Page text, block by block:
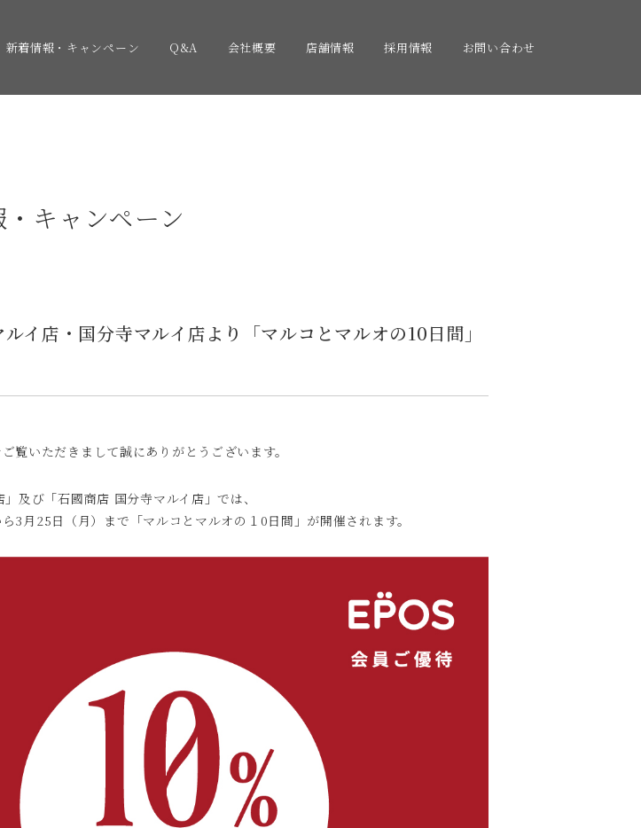
新着情報・キャンペーン Q&A 会社概要 店舗情報 採用情報 お問い合わせ
キャンペーン
イ店・国分寺マルイ店より「マルコとマルオの10日間」
覧いただきまして誠にありがとうございます。
」及び「石國商店 国分寺マルイ店」では、
3月25日（月）まで「マルコとマルオの１0日間」が開催されます。